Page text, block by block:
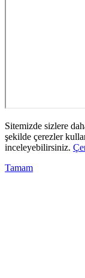
Sitemizde sizlere
şekilde çerezler
inceleyebilirsiniz.
Tamam